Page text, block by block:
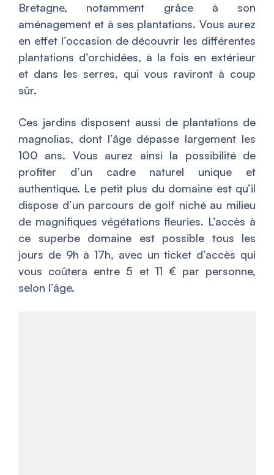
Bretagne, notamment grâce à son
aménagement et à ses plantations. Vous aurez
en effet l’occasion de découvrir les différentes
plantations d’orchidées, à la fois en extérieur
et dans les serres, qui vous raviront à coup
sûr.
Ces jardins disposent aussi de plantations de
magnolias, dont l’âge dépasse largement les
100 ans. Vous aurez ainsi la possibilité de
profiter d’un cadre naturel unique et
authentique. Le petit plus du domaine est qu’il
dispose d’un parcours de golf niché au milieu
de magnifiques végétations fleuries. L’accès à
ce superbe domaine est possible tous les
jours de 9h à 17h, avec un ticket d’accès qui
vous coûtera entre 5 et 11 € par personne,
selon l’âge.